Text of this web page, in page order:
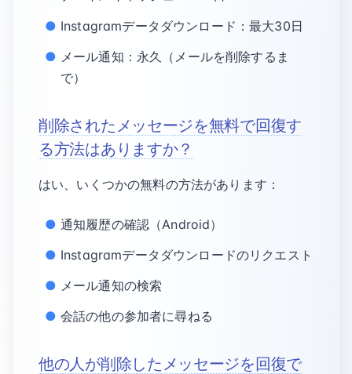
Instagramデータダウンロード：最大30日
メール通知：永久（メールを削除するま
で）
削除されたメッセージを無料で回復す
る方法はありますか？
はい、いくつかの無料の方法があります：
通知履歴の確認（Android）
Instagramデータダウンロードのリクエスト
メール通知の検索
会話の他の参加者に尋ねる
他の人が削除したメッセージを回復で